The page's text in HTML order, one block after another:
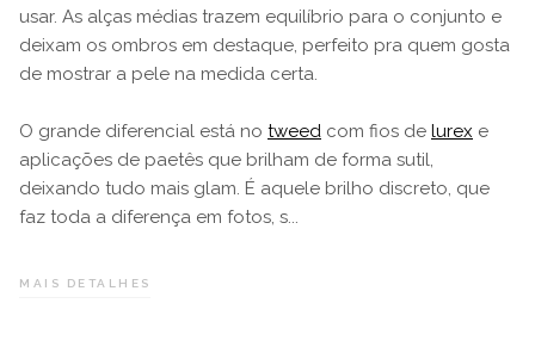
usar. As alças médias trazem equilíbrio para o conjunto e
deixam os ombros em destaque, perfeito pra quem gosta
de mostrar a pele na medida certa.
O grande diferencial está no tweed com fios de lurex e
aplicações de paetês que brilham de forma sutil,
deixando tudo mais glam. É aquele brilho discreto, que
faz toda a diferença em fotos, s...
MAIS DETALHES